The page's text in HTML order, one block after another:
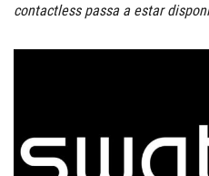
contactless passa a estar